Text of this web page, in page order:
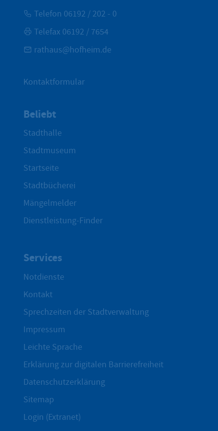
Telefon 06192 / 202 - 0
Telefax 06192 / 7654
rathaus@hofheim.de
Kontaktformular
Beliebt
Stadthalle
Stadtmuseum
Startseite
Stadtbücherei
Mängelmelder
Dienstleistung-Finder
Services
Notdienste
Kontakt
Sprechzeiten der Stadtverwaltung
Impressum
Leichte Sprache
Erklärung zur digitalen Barrierefreiheit
Datenschutzerklärung
Sitemap
Login (Extranet)